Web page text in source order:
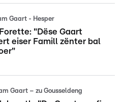
Gaart - Hesper
"Dëse Gaart
eiser Famill zënter bal
Gaart – zu Gousseldeng